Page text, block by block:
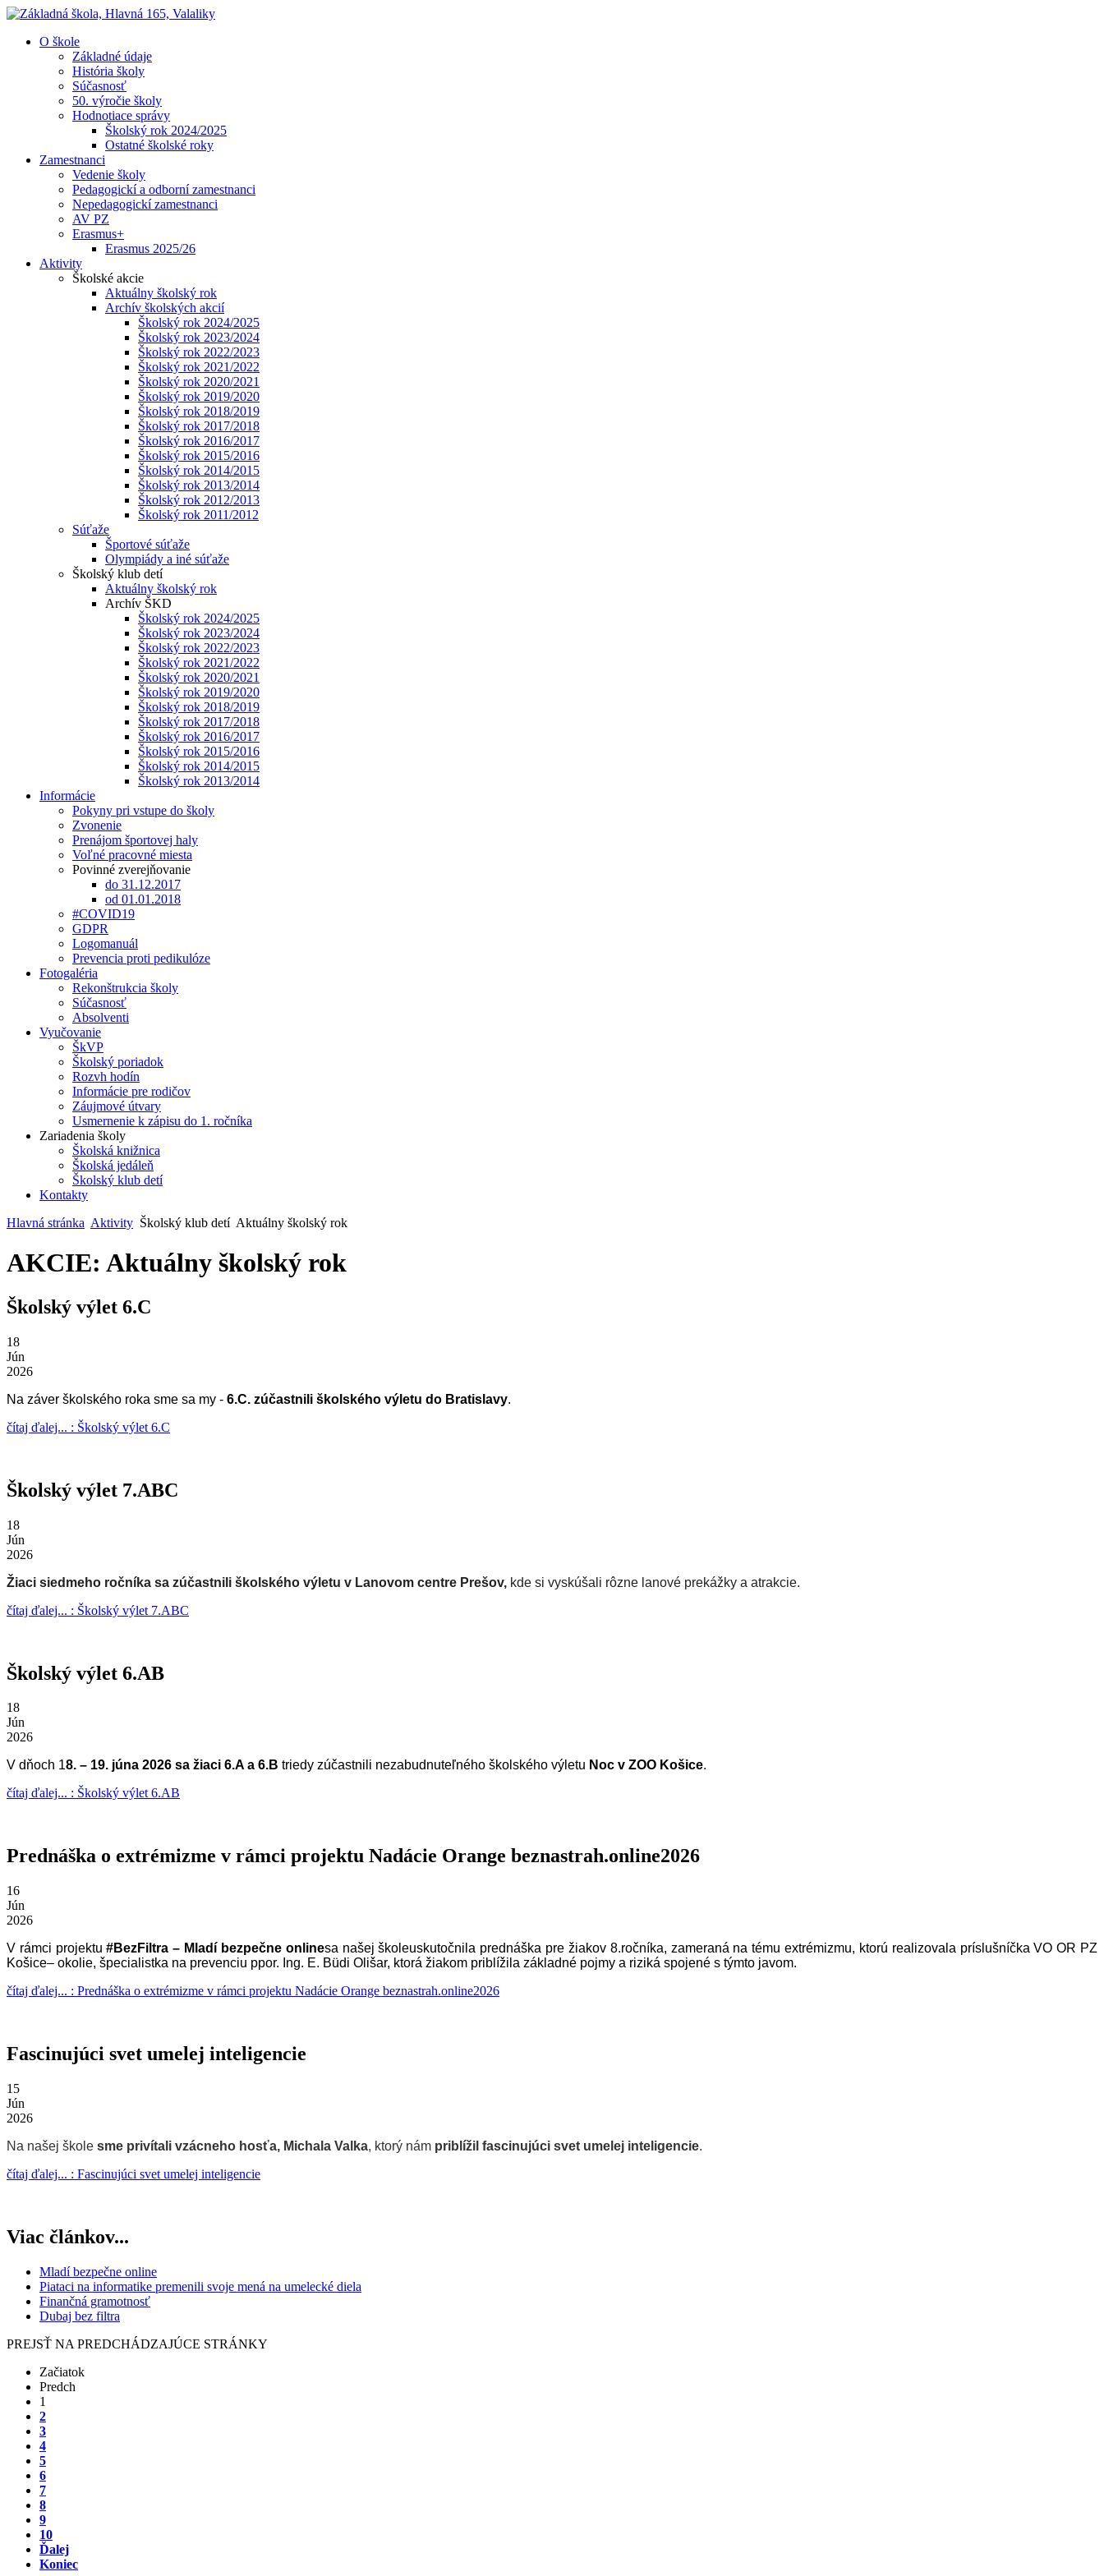
O škole
Základné údaje
História školy
Súčasnosť
50. výročie školy
Hodnotiace správy
Školský rok 2024/2025
Ostatné školské roky
Zamestnanci
Vedenie školy
Pedagogickí a odborní zamestnanci
Nepedagogickí zamestnanci
AV PZ
Erasmus+
Erasmus 2025/26
Aktivity
Školské akcie
Aktuálny školský rok
Archív školských akcií
Školský rok 2024/2025
Školský rok 2023/2024
Školský rok 2022/2023
Školský rok 2021/2022
Školský rok 2020/2021
Školský rok 2019/2020
Školský rok 2018/2019
Školský rok 2017/2018
Školský rok 2016/2017
Školský rok 2015/2016
Školský rok 2014/2015
Školský rok 2013/2014
Školský rok 2012/2013
Školský rok 2011/2012
Súťaže
Športové súťaže
Olympiády a iné súťaže
Školský klub detí
Aktuálny školský rok
Archív ŠKD
Školský rok 2024/2025
Školský rok 2023/2024
Školský rok 2022/2023
Školský rok 2021/2022
Školský rok 2020/2021
Školský rok 2019/2020
Školský rok 2018/2019
Školský rok 2017/2018
Školský rok 2016/2017
Školský rok 2015/2016
Školský rok 2014/2015
Školský rok 2013/2014
Informácie
Pokyny pri vstupe do školy
Zvonenie
Prenájom športovej haly
Voľné pracovné miesta
Povinné zverejňovanie
do 31.12.2017
od 01.01.2018
#COVID19
GDPR
Logomanuál
Prevencia proti pedikulóze
Fotogaléria
Rekonštrukcia školy
Súčasnosť
Absolventi
Vyučovanie
ŠkVP
Školský poriadok
Rozvh hodín
Informácie pre rodičov
Záujmové útvary
Usmernenie k zápisu do 1. ročníka
Zariadenia školy
Školská knižnica
Školská jedáleň
Školský klub detí
Kontakty
Hlavná stránka Aktivity Školský klub detí Aktuálny školský rok
AKCIE: Aktuálny školský rok
Školský výlet 6.C
18
Jún
2026
Na záver školského roka sme sa my - 6.C. zúčastnili školského výletu do Bratislavy.
čítaj ďalej... : Školský výlet 6.C
Školský výlet 7.ABC
18
Jún
2026
Žiaci siedmeho ročníka sa zúčastnili školského výletu v Lanovom centre Prešov, kde si vyskúšali rôzne lanové prekážky a atrakcie.
čítaj ďalej... : Školský výlet 7.ABC
Školský výlet 6.AB
18
Jún
2026
V dňoch 18. – 19. júna 2026 sa žiaci 6.A a 6.B triedy zúčastnili nezabudnuteľného školského výletu Noc v ZOO Košice.
čítaj ďalej... : Školský výlet 6.AB
Prednáška o extrémizme v rámci projektu Nadácie Orange beznastrah.online2026
16
Jún
2026
V rámci projektu#BezFiltra – Mladí bezpečne onlinesa našej školeuskutočnila prednáška pre žiakov 8.ročníka, zameraná na tému extrémizmu, ktorú realizovala príslušníčka VO OR PZ
Košice– okolie, špecialistka na prevenciu ppor. Ing. E. Büdi Olišar, ktorá žiakom priblížila základné pojmy a riziká spojené s týmto javom.
čítaj ďalej... : Prednáška o extrémizme v rámci projektu Nadácie Orange beznastrah.online2026
Fascinujúci svet umelej inteligencie
15
Jún
2026
Na našej škole sme privítali vzácneho hosťa, Michala Valka, ktorý nám priblížil fascinujúci svet umelej inteligencie.
čítaj ďalej... : Fascinujúci svet umelej inteligencie
Viac článkov...
Mladí bezpečne online
Piataci na informatike premenili svoje mená na umelecké diela
Finančná gramotnosť
Dubaj bez filtra
PREJSŤ NA PREDCHÁDZAJÚCE STRÁNKY
Začiatok
Predch
1
2
3
4
5
6
7
8
9
10
Ďalej
Koniec